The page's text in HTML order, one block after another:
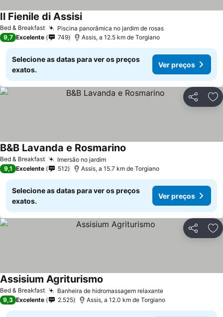
Bed & Breakfast Piscina panorâmica no jardim de rosas
Il Fienile di Assisi
9,7 Excelente 749 Assis, a 12.5 km de Torgiano
Selecione as datas para ver os preços
exatos.
Ver preços
Partilhar
Bed & Breakfast Imersão no jardim
B&B Lavanda e Rosmarino
9,1 Excelente 512 Assis, a 15.7 km de Torgiano
Selecione as datas para ver os preços
exatos.
Ver preços
Partilhar
Bed & Breakfast Banheira de hidromassagem relaxante
Assisium Agriturismo
9,3 Excelente 2.525 Assis, a 12.0 km de Torgiano